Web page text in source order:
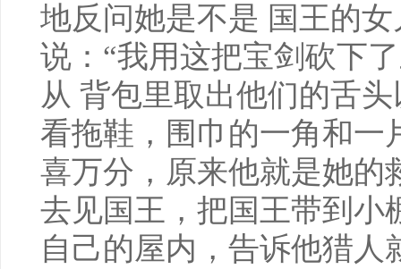
地反问她是不是 国王的
说：“我用这把宝剑砍下
从 背包里取出他们的舌
看拖鞋，围巾的一角和一
喜万分，原来他就是她的
去见国王，把国王带到小
自己的屋内，告诉他猎